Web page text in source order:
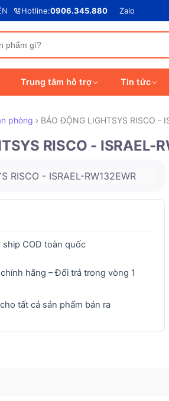
Hotline:0906.345.880 Zalo
Trung tâm hỗ trợ Tin tức
phòng › BÁO ĐỘNG LIGHTSYS RISCO -
RISCO - ISRAEL-
COD toàn quốc
hãng – Đổi trả trong vòng 1
tất cả sản phẩm bán ra